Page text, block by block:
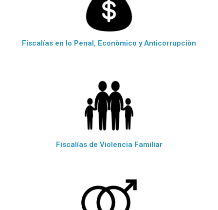
Fiscalías en lo Penal, Econòmico y Anticorrupciòn
Fiscalías de Violencia Familiar